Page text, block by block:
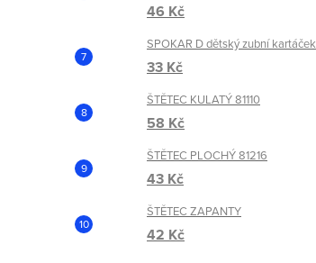
46 Kč
SPOKAR D dětský zubní kartáček
33 Kč
ŠTĚTEC KULATÝ 81110
58 Kč
ŠTĚTEC PLOCHÝ 81216
43 Kč
ŠTĚTEC ZAPANTY
42 Kč